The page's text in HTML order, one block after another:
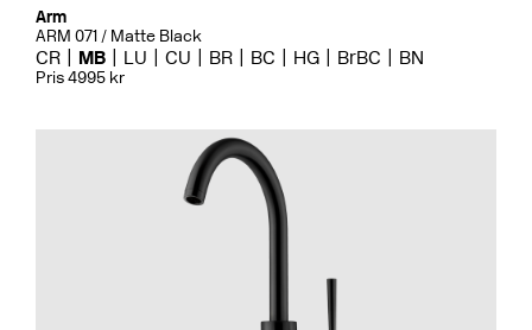
Arm
ARM 071 / Matte Black
CR MB LU CU BR BC HG BrBC BN
Pris 4995 kr